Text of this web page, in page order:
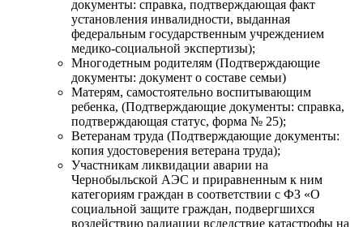
документы: справка, подтверждающая факт
установления инвалидности, выданная
федеральным государственным учреждением
медико-социальной экспертизы);
Многодетным родителям (Подтверждающие
документы: документ о составе семьи)
Матерям, самостоятельно воспитывающим
ребенка, (Подтверждающие документы: cправка,
подтверждающая статус, форма № 25);
Ветеранам труда (Подтверждающие документы:
копия удостоверения ветерана труда);
Участникам ликвидации аварии на
Чернобыльской АЭС и приравненным к ним
категориям граждан в соответствии с ФЗ «О
социальной защите граждан, подвергшихся
воздействию радиации вследствие катастрофы на